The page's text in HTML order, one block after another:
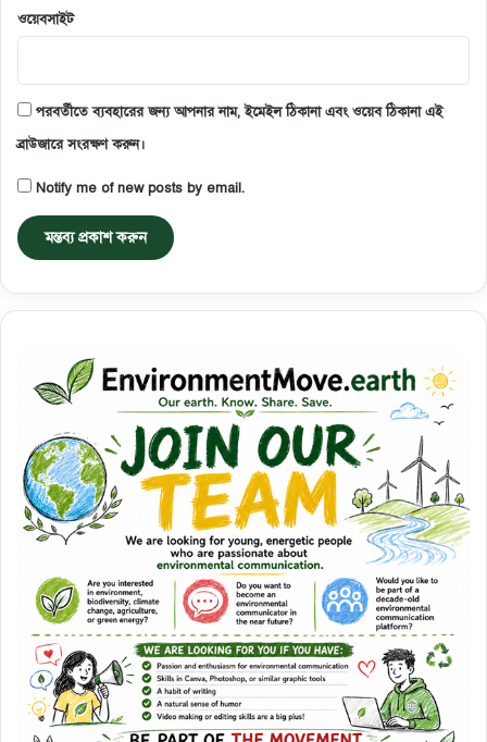
ওয়েবসাইট
পরবর্তীতে ব্যবহারের জন্য আপনার নাম, ইমেইল ঠিকানা এবং ওয়েব ঠিকানা এই
ব্রাউজারে সংরক্ষণ করুন।
Notify me of new posts by email.